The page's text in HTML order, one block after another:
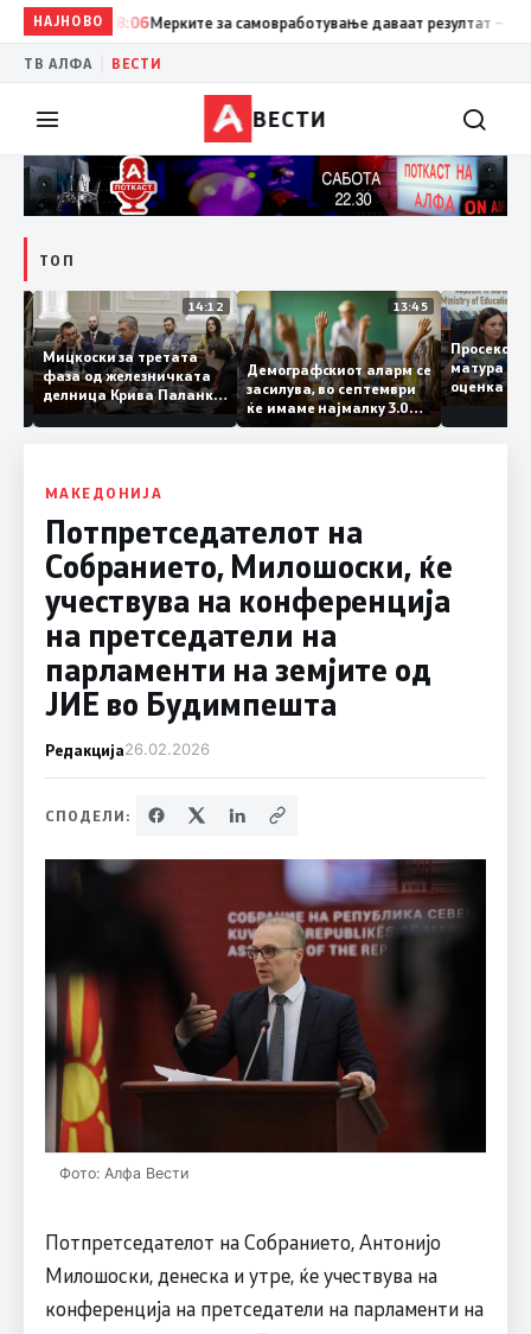
НАЈНОВО
18:06 Мерките за самовработување даваат резултат –
ТВ АЛФА ВЕСТИ
ВЕСТИ
ТОП
15:20
Во
14:12
Мицкоски за третата
фаза од железничката
делница Крива Паланка
– Деве Баир: Проектот
нема да заврши на
целина
13:45
Демографскиот аларм се
засилува, во септември
ќе имаме најмалку 3.000
првачиња помалку
матура
оценка
МАКЕДОНИЈА
Потпретседателот на
Собранието, Милошоски, ќе
учествува на конференција
на претседатели на
парламенти на земјите од
ЈИЕ во Будимпешта
Редакција26.02.2026
СПОДЕЛИ:
Фото: Алфа Вести
Потпретседателот на Собранието, Антонијо
Милошоски, денеска и утре, ќе учествува на
конференција на претседатели на парламенти на